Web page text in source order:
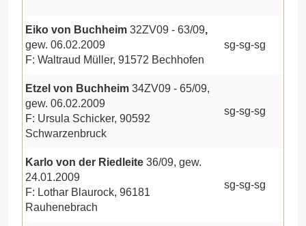
Eiko von Buchheim 32ZV09 - 63/09,
gew. 06.02.2009
F: Waltraud Müller, 91572 Bechhofen
sg-sg-sg
Etzel von Buchheim 34ZV09 - 65/09,
gew. 06.02.2009
F: Ursula Schicker, 90592
Schwarzenbruck
sg-sg-sg
Karlo von der Riedleite 36/09, gew.
24.01.2009
F: Lothar Blaurock, 96181
Rauhenebrach
sg-sg-sg